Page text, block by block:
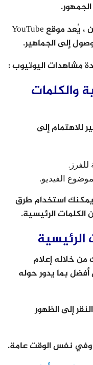
وبفضل العدد الهائل من المستخدمين ، يُعد موقع YouTube
إلى الجماهير.
مشاهدات اليوتيوب :
والكلمات
للاهتمام إلى
للفرز.
الفيديو.
يمكنك استخدام طرق
الرئيسية
خلاله إعلام
بما يدور حوله
إلى الظهور
وفي نفس الوقت عامة.